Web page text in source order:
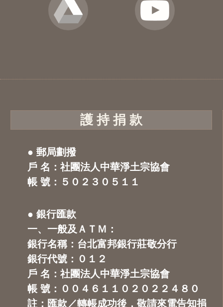
護 持 捐 款
● 郵局劃撥
戶 名：社團法人中華淨土宗協會
帳 號：５０２３０５１１
● 銀行匯款
一、一般及ＡＴＭ：
銀行名稱：台北富邦銀行莊敬分行
銀行代號：０１２
戶 名：社團法人中華淨土宗協會
帳 號：００４６１１０２０２２４８０
註：匯款／轉帳成功後，敬請來電告知捐